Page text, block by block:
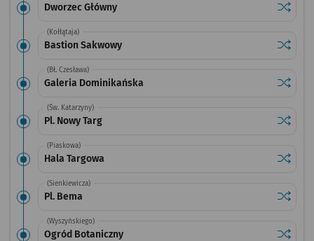
Dworzec Główny
(Kołłątaja)
Bastion Sakwowy
(Bł. Czesława)
Galeria Dominikańska
(Św. Katarzyny)
Pl. Nowy Targ
(Piaskowa)
Hala Targowa
(Sienkiewicza)
Pl. Bema
(Wyszyńskiego)
Ogród Botaniczny